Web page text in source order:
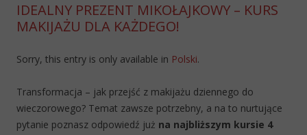
IDEALNY PREZENT MIKOŁAJKOWY – KURS
MAKIJAŻU DLA KAŻDEGO!
Sorry, this entry is only available in Polski.
Transformacja – jak przejść z makijażu dziennego do
wieczorowego? Temat zawsze potrzebny, a na to nurtujące
pytanie poznasz odpowiedź już na najbliższym kursie 4